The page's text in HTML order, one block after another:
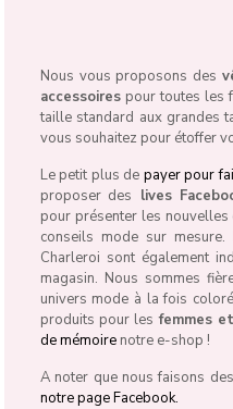
Nous vous proposons des
accessoirespour toutes les
taille standard aux grandes
vous souhaitez pour étoffer
Le petit plus de payer pour
proposer des lives
pour présenter les
conseils mode sur
Charleroi sont également
magasin. Nous sommes
univers mode à la fois
produits pour lesfemmes
de mémoirenotre e-shop !
A noter que nous faisons
notre page Facebook.